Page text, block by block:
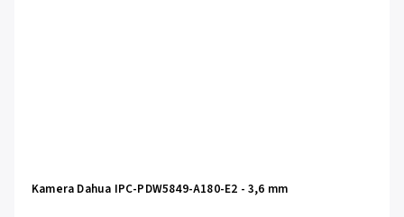
Kamera Dahua IPC-PDW5849-A180-E2 - 3,6 mm